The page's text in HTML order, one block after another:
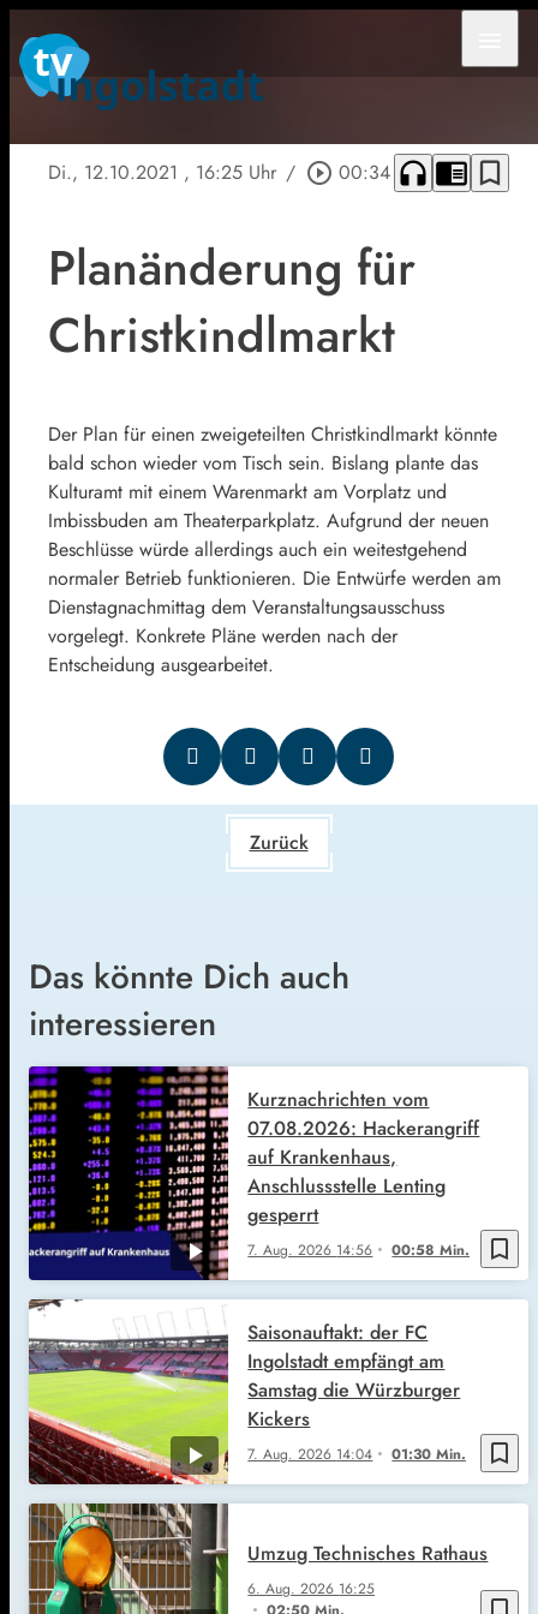
Di., 12.10.2021 , 16:25 Uhr / play_circle_outline 00:34 headphones chrome_reader_mode bookmark_border
Planänderung für
Christkindlmarkt
Der Plan für einen zweigeteilten Christkindlmarkt könnte
bald schon wieder vom Tisch sein. Bislang plante das
Kulturamt mit einem Warenmarkt am Vorplatz und
Imbissbuden am Theaterparkplatz. Aufgrund der neuen
Beschlüsse würde allerdings auch ein weitestgehend
normaler Betrieb funktionieren. Die Entwürfe werden am
Dienstagnachmittag dem Veranstaltungsausschuss
vorgelegt. Konkrete Pläne werden nach der
Entscheidung ausgearbeitet.
Zurück
Das könnte Dich auch
interessieren
bookmark_border
7. Aug. 2026 14:56 00:58 Min.
Kurznachrichten vom
07.08.2026: Hackerangriff
auf Krankenhaus,
Anschlussstelle Lenting
gesperrt
bookmark_border
7. Aug. 2026 14:04 01:30 Min.
Saisonauftakt: der FC
Ingolstadt empfängt am
Samstag die Würzburger
Kickers
6. Aug. 2026 16:25
Umzug Technisches Rathaus